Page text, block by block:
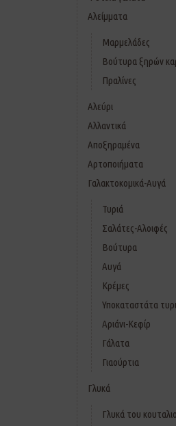
Αλείμματα
Μαρμελάδες
Βούτυρα ξηρών
Πραλίνες
Αλεύρι
Αλλαντικά
Αποξηραμένα
Αρτοποιήματα
Γαλακτοκομικά-Αυγά
Τυριά
Σαλάτες-Αλοιφές
Βούτυρα
Αυγά
Κρέμες
Υποκαταστάτα
Αριάνι-Κεφίρ
Γάλατα
Γιαούρτια
Γλυκά
Γλυκά του